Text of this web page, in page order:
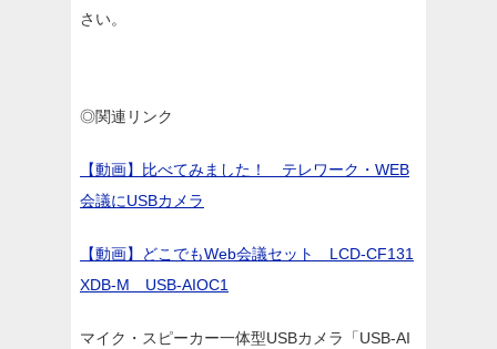
さい。
◎関連リンク
【動画】比べてみました！ テレワーク・WEB
会議にUSBカメラ
【動画】どこでもWeb会議セット LCD-CF131
XDB-M USB-AIOC1
マイク・スピーカー一体型USBカメラ「USB-AI